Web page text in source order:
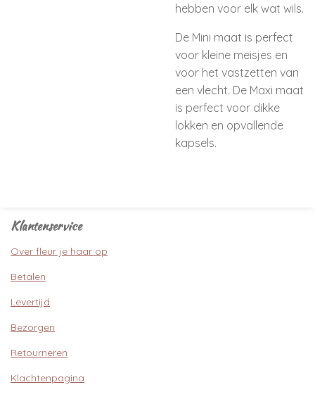
hebben voor elk wat wils.
De Mini maat is perfect
voor kleine meisjes en
voor het vastzetten van
een vlecht. De Maxi maat
is perfect voor dikke
lokken en opvallende
kapsels.
Klantenservice
Over fleur je haar op
Betalen
Levertijd
Bezorgen
Retourneren
Klachtenpagina